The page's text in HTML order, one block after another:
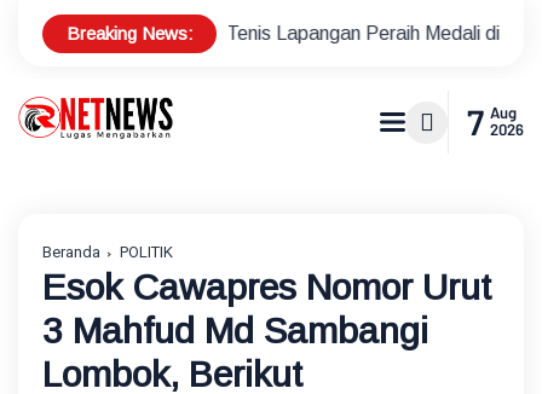
Breaking News:
Atlet Tenis Lapangan Peraih Medali di Ajang Porprov
7 Aug
2026
Beranda POLITIK
Esok Cawapres Nomor Urut
3 Mahfud Md Sambangi
Lombok, Berikut